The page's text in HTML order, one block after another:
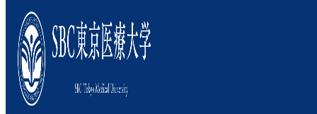
本学について
学びの特色
学部・学科
キャンパスライフ
入試情報
受験相談会